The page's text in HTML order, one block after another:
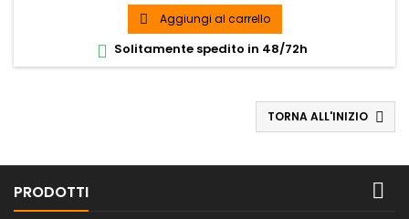
 Aggiungi al carrello
 Solitamente spedito in 48/72h
TORNA ALL'INIZIO 
PRODOTTI 